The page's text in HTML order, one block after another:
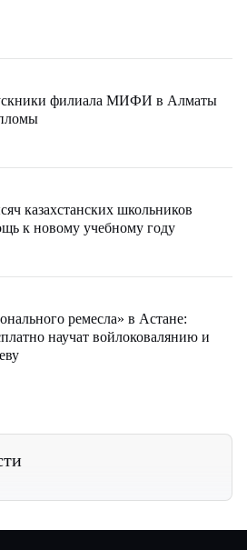
филиала МИФИ в Алматы
казахстанских школьников
к новому учебному году
ремесла» в Астане:
научат войлоковалянию и